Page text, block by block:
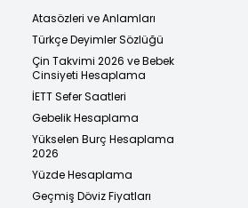
Atasözleri ve Anlamları
Türkçe Deyimler Sözlüğü
Çin Takvimi 2026 ve Bebek
Cinsiyeti Hesaplama
İETT Sefer Saatleri
Gebelik Hesaplama
Yükselen Burç Hesaplama
2026
Yüzde Hesaplama
Geçmiş Döviz Fiyatları